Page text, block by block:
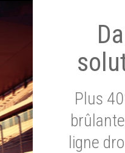
Plus
ligne